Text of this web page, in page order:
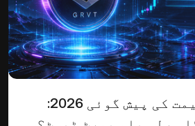
GRVT ٹوکن کی قیمت کی پیش گوئی 2026: